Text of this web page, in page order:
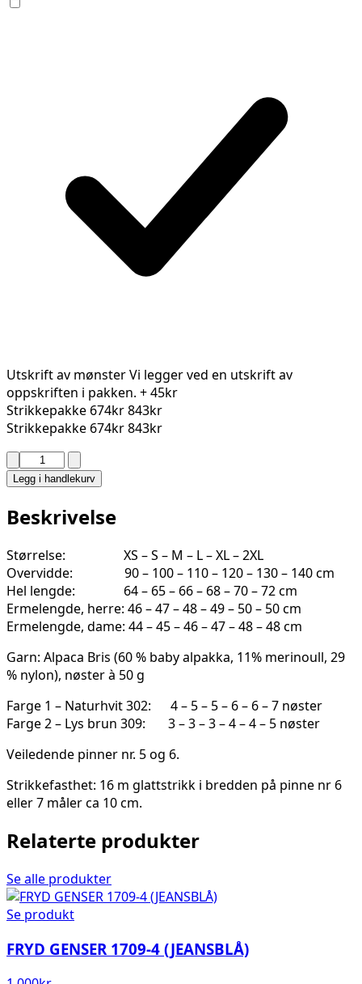
Utskrift av mønsterVi legger ved en utskrift av
oppskriften i pakken. + 45kr
Strikkepakke 674kr843kr
Strikkepakke 674kr843kr
PARK
GENSER
7B
antall
Legg i handlekurv
Beskrivelse
Størrelse: XS – S – M – L – XL – 2XL
Overvidde: 90 – 100 – 110 – 120 – 130 – 140 cm
Hel lengde: 64 – 65 – 66 – 68 – 70 – 72 cm
Ermelengde, herre: 46 – 47 – 48 – 49 – 50 – 50 cm
Ermelengde, dame: 44 – 45 – 46 – 47 – 48 – 48 cm
Garn: Alpaca Bris (60 % baby alpakka, 11% merinoull, 29
% nylon), nøster à 50 g
Farge 1 – Naturhvit 302: 4 – 5 – 5 – 6 – 6 – 7 nøster
Farge 2 – Lys brun 309: 3 – 3 – 3 – 4 – 4 – 5 nøster
Veiledende pinner nr. 5 og 6.
Strikkefasthet: 16 m glattstrikk i bredden på pinne nr 6
eller 7 måler ca 10 cm.
Relaterte produkter
Se alle produkter
Se produkt
FRYD GENSER 1709-4 (JEANSBLÅ)